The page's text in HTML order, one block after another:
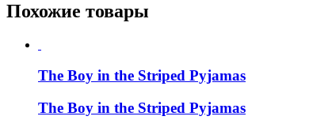
Похожие товары
The Boy in the Striped Pyjamas
The Boy in the Striped Pyjamas